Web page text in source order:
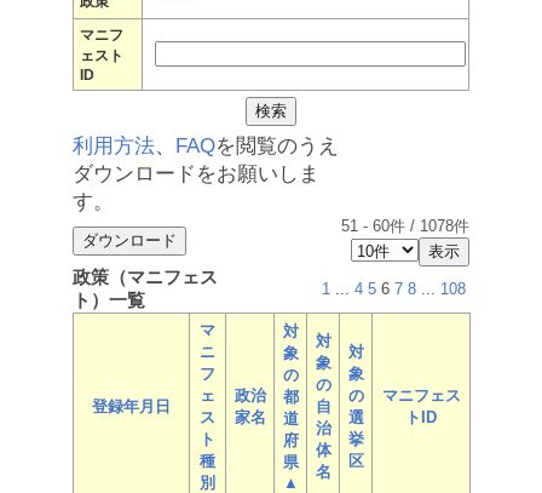
マニフ
ェスト
ID
利用方法、 FAQを閲覧のうえ
ダウンロードをお願いしま
す。
51 - 60件 / 1078件
政策（マニフェス
ト）一覧
1 ... 4 5 6 7 8 ... 108
登録年月日
マ
ニ
フ
ェ
ス
ト
種
別
政治
家名
対
象
の
都
道
府
県
▲
対
象
の
自
治
体
名
対
象
の
選
挙
区
マニフェス
トID